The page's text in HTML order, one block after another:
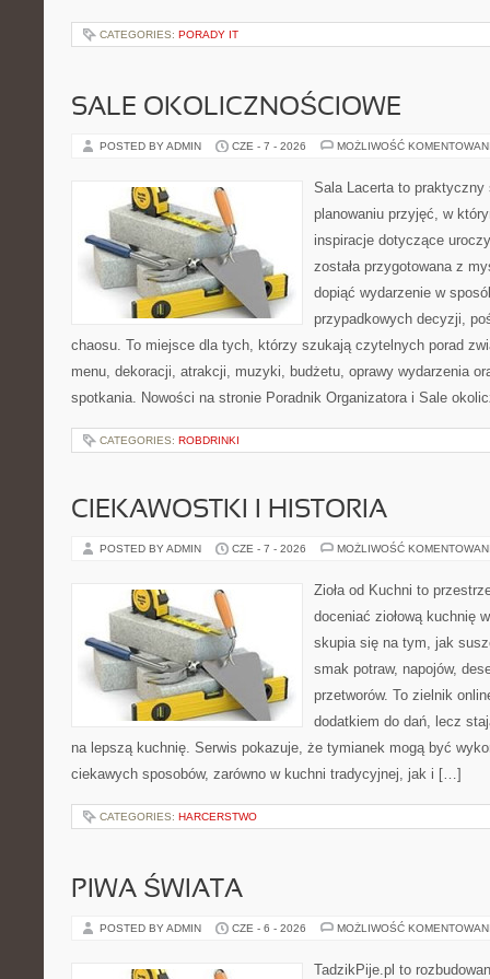
CATEGORIES: PORADY IT
SALE OKOLICZNOŚCIOWE
POSTED BY ADMIN CZE - 7 - 2026 MOŻLIWOŚĆ
Sala Lacerta to praktyczny
planowaniu przyjęć, w
inspiracje dotyczące
została przygotowana z
dopiąć wydarzenie w
przypadkowych decyzji,
chaosu. To miejsce dla tych, którzy szukają czytelnych porad
menu, dekoracji, atrakcji, muzyki, budżetu, oprawy wydarzenia
spotkania. Nowości na stronie Poradnik Organizatora i Sale
CATEGORIES: ROBDRINKI
CIEKAWOSTKI I HISTORIA
POSTED BY ADMIN CZE - 7 - 2026 MOŻLIWOŚĆ
Zioła od Kuchni to
doceniać ziołową kuchnię
skupia się na tym, jak
smak potraw, napojów,
przetworów. To zielnik
dodatkiem do dań, lecz
na lepszą kuchnię. Serwis pokazuje, że tymianek mogą być
ciekawych sposobów, zarówno w kuchni tradycyjnej, jak i […]
CATEGORIES: HARCERSTWO
PIWA ŚWIATA
POSTED BY ADMIN CZE - 6 - 2026 MOŻLIWOŚĆ
TadzikPije.pl to